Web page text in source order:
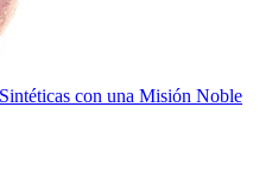
con una Misión Noble